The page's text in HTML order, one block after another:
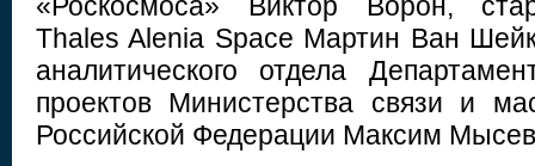
Thales Alenia Space Мартин Ван
аналитического отдела
проектов Министерства связи и
Российской Федерации Максим